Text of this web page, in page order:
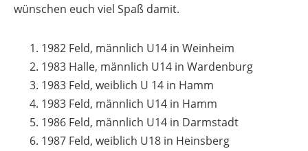
wünschen euch viel Spaß damit.
1982 Feld, männlich U14 in Weinheim
1983 Halle, männlich U14 in Wardenburg
1983 Feld, weiblich U 14 in Hamm
1983 Feld, männlich U14 in Hamm
1986 Feld, männlich U14 in Darmstadt
1987 Feld, weiblich U18 in Heinsberg